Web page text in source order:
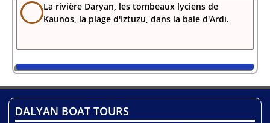
La rivière Daryan, les tombeaux lyciens de
Kaunos, la plage d'Iztuzu, dans la baie d'Ardı.
DALYAN BOAT TOURS